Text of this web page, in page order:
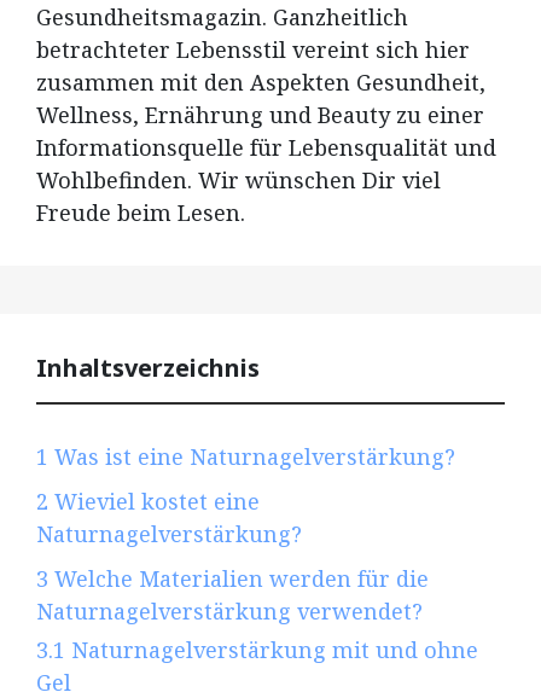
Gesundheitsmagazin. Ganzheitlich
betrachteter Lebensstil vereint sich hier
zusammen mit den Aspekten Gesundheit,
Wellness, Ernährung und Beauty zu einer
Informationsquelle für Lebensqualität und
Wohlbefinden. Wir wünschen Dir viel
Freude beim Lesen.
Inhaltsverzeichnis
1 Was ist eine Naturnagelverstärkung?
2 Wieviel kostet eine
Naturnagelverstärkung?
3 Welche Materialien werden für die
Naturnagelverstärkung verwendet?
3.1 Naturnagelverstärkung mit und ohne
Gel